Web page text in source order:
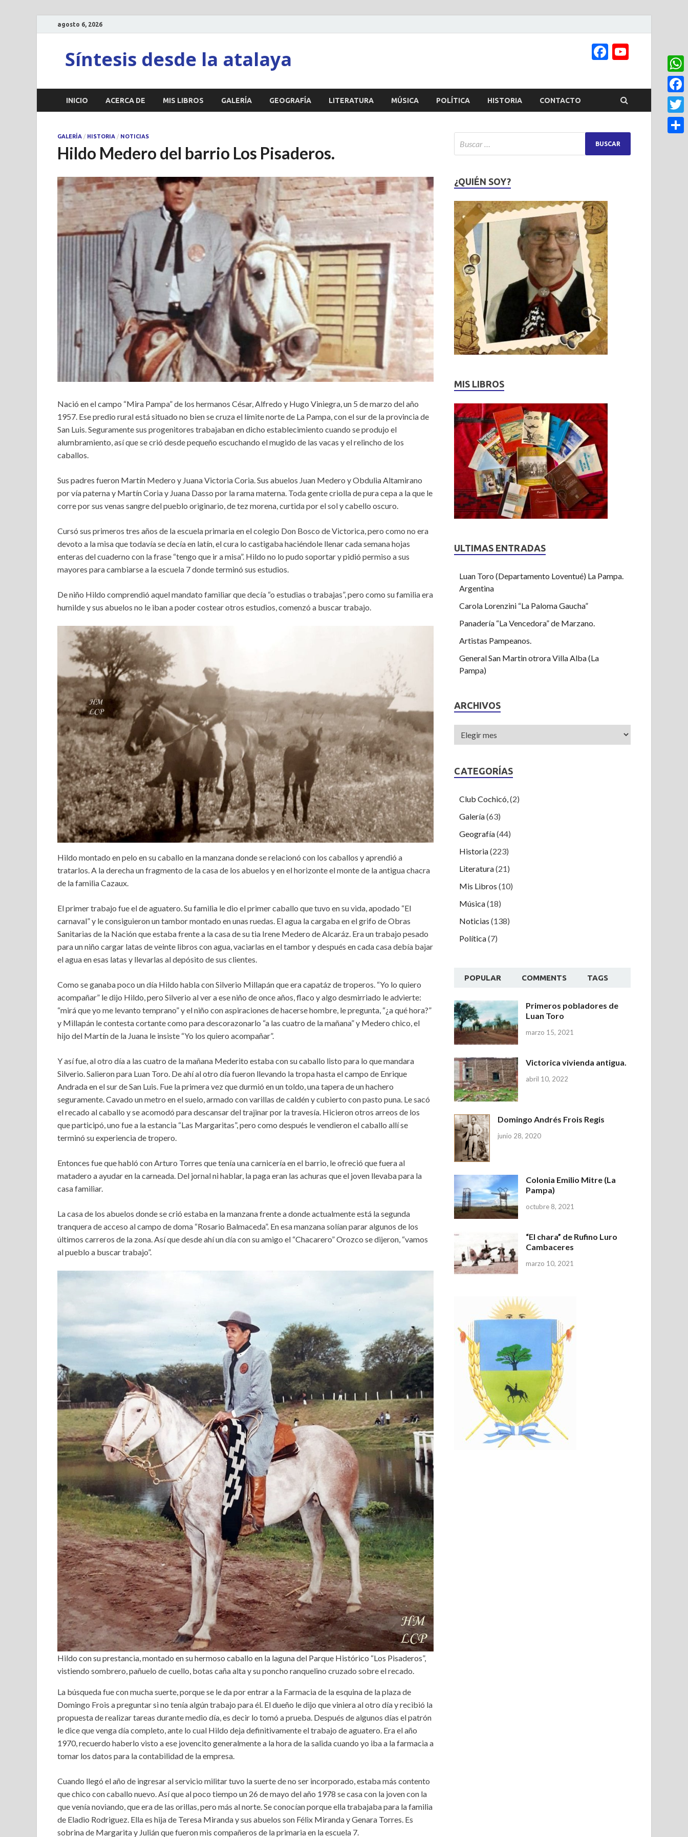
agosto 6, 2026
Síntesis desde la atalaya Facebook
Channel
INICIO ACERCA DE MIS LIBROS GALERÍA GEOGRAFÍA LITERATURA MÚSICA POLÍTICA HISTORIA CONTACTO
GALERÍA / HISTORIA / NOTICIAS
Hildo Medero del barrio Los Pisaderos.
Nació en el campo “Mira Pampa” de los hermanos César, Alfredo y Hugo Viniegra, un 5 de marzo del año
1957. Ese predio rural está situado no bien se cruza el límite norte de La Pampa, con el sur de la provincia de
San Luis. Seguramente sus progenitores trabajaban en dicho establecimiento cuando se produjo el
alumbramiento, así que se crió desde pequeño escuchando el mugido de las vacas y el relincho de los
caballos.
Sus padres fueron Martín Medero y Juana Victoria Coria. Sus abuelos Juan Medero y Obdulia Altamirano
por vía paterna y Martín Coria y Juana Dasso por la rama materna. Toda gente criolla de pura cepa a la que le
corre por sus venas sangre del pueblo originario, de tez morena, curtida por el sol y cabello oscuro.
Cursó sus primeros tres años de la escuela primaria en el colegio Don Bosco de Victorica, pero como no era
devoto a la misa que todavía se decía en latín, el cura lo castigaba haciéndole llenar cada semana hojas
enteras del cuaderno con la frase “tengo que ir a misa”. Hildo no lo pudo soportar y pidió permiso a sus
mayores para cambiarse a la escuela 7 donde terminó sus estudios.
De niño Hildo comprendió aquel mandato familiar que decía “o estudias o trabajas”, pero como su familia era
humilde y sus abuelos no le iban a poder costear otros estudios, comenzó a buscar trabajo.
Hildo montado en pelo en su caballo en la manzana donde se relacionó con los caballos y aprendió a
tratarlos. A la derecha un fragmento de la casa de los abuelos y en el horizonte el monte de la antigua chacra
de la familia Cazaux.
El primer trabajo fue el de aguatero. Su familia le dio el primer caballo que tuvo en su vida, apodado “El
carnaval” y le consiguieron un tambor montado en unas ruedas. El agua la cargaba en el grifo de Obras
Sanitarias de la Nación que estaba frente a la casa de su tia Irene Medero de Alcaráz. Era un trabajo pesado
para un niño cargar latas de veinte libros con agua, vaciarlas en el tambor y después en cada casa debía bajar
el agua en esas latas y llevarlas al depósito de sus clientes.
Como se ganaba poco un día Hildo habla con Silverio Millapán que era capatáz de troperos. “Yo lo quiero
acompañar” le dijo Hildo, pero Silverio al ver a ese niño de once años, flaco y algo desmirriado le advierte:
“mirá que yo me levanto temprano” y el niño con aspiraciones de hacerse hombre, le pregunta, “¿a qué hora?”
y Millapán le contesta cortante como para descorazonarlo “a las cuatro de la mañana” y Medero chico, el
hijo del Martín de la Juana le insiste “Yo los quiero acompañar”.
Y así fue, al otro día a las cuatro de la mañana Mederito estaba con su caballo listo para lo que mandara
Silverio. Salieron para Luan Toro. De ahí al otro día fueron llevando la tropa hasta el campo de Enrique
Andrada en el sur de San Luis. Fue la primera vez que durmió en un toldo, una tapera de un hachero
seguramente. Cavado un metro en el suelo, armado con varillas de caldén y cubierto con pasto puna. Le sacó
el recado al caballo y se acomodó para descansar del trajinar por la travesía. Hicieron otros arreos de los
que participó, uno fue a la estancia “Las Margaritas”, pero como después le vendieron el caballo allí se
terminó su experiencia de tropero.
Entonces fue que habló con Arturo Torres que tenía una carnicería en el barrio, le ofreció que fuera al
matadero a ayudar en la carneada. Del jornal ni hablar, la paga eran las achuras que el joven llevaba para la
casa familiar.
La casa de los abuelos donde se crió estaba en la manzana frente a donde actualmente está la segunda
tranquera de acceso al campo de doma “Rosario Balmaceda”. En esa manzana solían parar algunos de los
últimos carreros de la zona. Así que desde ahí un día con su amigo el “Chacarero” Orozco se dijeron, “vamos
al pueblo a buscar trabajo”.
Hildo con su prestancia, montado en su hermoso caballo en la laguna del Parque Histórico “Los Pisaderos”,
vistiendo sombrero, pañuelo de cuello, botas caña alta y su poncho ranquelino cruzado sobre el recado.
La búsqueda fue con mucha suerte, porque se le da por entrar a la Farmacia de la esquina de la plaza de
Domingo Frois a preguntar si no tenía algún trabajo para él. El dueño le dijo que viniera al otro día y recibió la
propuesta de realizar tareas durante medio día, es decir lo tomó a prueba. Después de algunos días el patrón
le dice que venga día completo, ante lo cual Hildo deja definitivamente el trabajo de aguatero. Era el año
1970, recuerdo haberlo visto a ese jovencito generalmente a la hora de la salida cuando yo iba a la farmacia a
tomar los datos para la contabilidad de la empresa.
Cuando llegó el año de ingresar al servicio militar tuvo la suerte de no ser incorporado, estaba más contento
que chico con caballo nuevo. Así que al poco tiempo un 26 de mayo del año 1978 se casa con la joven con la
que venía noviando, que era de las orillas, pero más al norte. Se conocían porque ella trabajaba para la familia
de Eladio Rodriguez. Ella es hija de Teresa Miranda y sus abuelos son Félix Miranda y Genara Torres. Es
sobrina de Margarita y Julián que fueron mis compañeros de la primaria en la escuela 7.
¿QUIÉN SOY?
MIS LIBROS
ULTIMAS ENTRADAS
Luan Toro (Departamento Loventué) La Pampa.
Argentina
Carola Lorenzini “La Paloma Gaucha”
Panadería “La Vencedora” de Marzano.
Artistas Pampeanos.
General San Martin otrora Villa Alba (La
Pampa)
ARCHIVOS
CATEGORÍAS
Club Cochicó,(2)
Galería(63)
Geografía(44)
Historia(223)
Literatura(21)
Mis Libros (10)
Música(18)
Noticias (138)
Política(7)
POPULAR COMMENTS TAGS
Primeros pobladores de
Luan Toro
marzo 15, 2021
Victorica vivienda antigua.
abril 10, 2022
Domingo Andrés Frois Regis
junio 28, 2020
Colonia Emilio Mitre (La
Pampa)
octubre 8, 2021
“El chara” de Rufino Luro
Cambaceres
marzo 10, 2021